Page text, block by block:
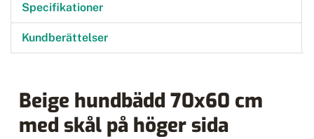
Specifikationer
Kundberättelser
Beige hundbädd 70x60 cm
med skål på höger sida